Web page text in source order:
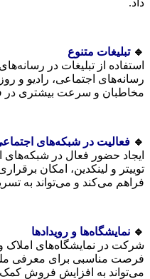
🔹تبلیغات متنوع
استفاده از تبلیغات در
رسانه‌های اجتماعی، رادیو و
مخاطبان و سرعت بیشتری
🔹 فعالیت در شبکه‌های
ایجاد حضور فعال در شبکه‌های
توییتر و لینکدین، امکان
فراهم می‌کند و می‌تواند به
🔹 نمایشگاه‌ها و رویدادها
شرکت در نمایشگاه‌های املاک و
فرصت مناسبی برای معرفی
می‌تواند به افزایش فروش کمک